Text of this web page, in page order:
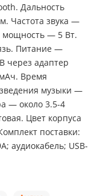
Дальность
Частота звука —
мощность — 5 Вт.
Питание —
через адаптер
Время
музыки —
— около 3.5-4
Цвет корпуса
поставки:
аудиокабель; USB-